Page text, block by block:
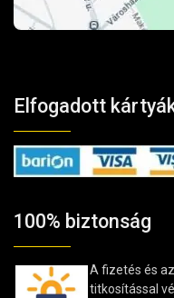
Elfogadott
100% biztonság
A fizetés és
titkosítással